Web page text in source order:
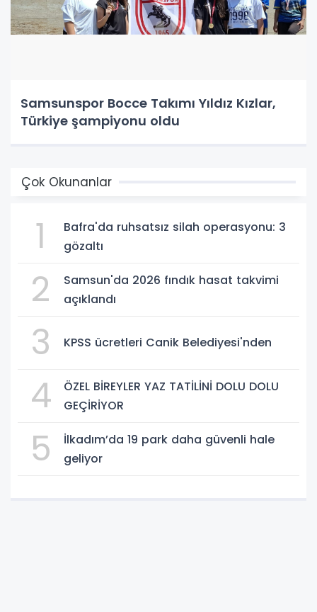
Samsunspor Bocce Takımı Yıldız Kızlar,
Türkiye şampiyonu oldu
Çok Okunanlar
1
Bafra'da ruhsatsız silah operasyonu: 3
gözaltı
2
Samsun'da 2026 fındık hasat takvimi
açıklandı
3 KPSS ücretleri Canik Belediyesi'nden
4
ÖZEL BİREYLER YAZ TATİLİNİ DOLU DOLU
GEÇİRİYOR
5
İlkadım’da 19 park daha güvenli hale
geliyor